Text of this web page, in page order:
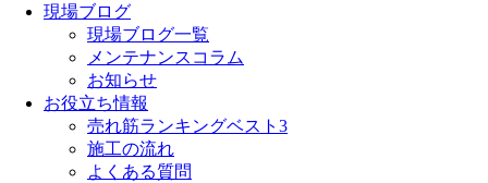
現場ブログ
現場ブログ一覧
メンテナンスコラム
お知らせ
お役立ち情報
売れ筋ランキングベスト3
施工の流れ
よくある質問